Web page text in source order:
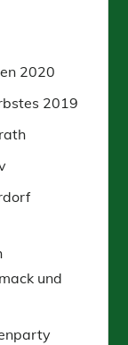
2020
2019
und